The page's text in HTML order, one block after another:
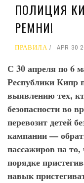
ПОЛИЦИЯ
РЕМНИ!
ПРАВИЛА APR 30
С 30 апреля по 6
Республики Кипр
выявлению тех,
безопасности во
перевозит детей
кампании —
пассажиров на
порядке
навык